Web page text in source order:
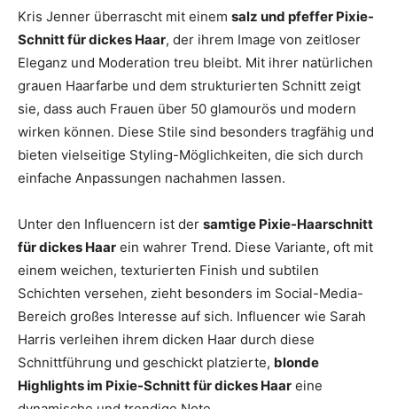
Kris Jenner überrascht mit einem salz und pfeffer Pixie-
Schnitt für dickes Haar, der ihrem Image von zeitloser
Eleganz und Moderation treu bleibt. Mit ihrer natürlichen
grauen Haarfarbe und dem strukturierten Schnitt zeigt
sie, dass auch Frauen über 50 glamourös und modern
wirken können. Diese Stile sind besonders tragfähig und
bieten vielseitige Styling-Möglichkeiten, die sich durch
einfache Anpassungen nachahmen lassen.
Unter den Influencern ist der samtige Pixie-Haarschnitt
für dickes Haar ein wahrer Trend. Diese Variante, oft mit
einem weichen, texturierten Finish und subtilen
Schichten versehen, zieht besonders im Social-Media-
Bereich großes Interesse auf sich. Influencer wie Sarah
Harris verleihen ihrem dicken Haar durch diese
Schnittführung und geschickt platzierte, blonde
Highlights im Pixie-Schnitt für dickes Haar eine